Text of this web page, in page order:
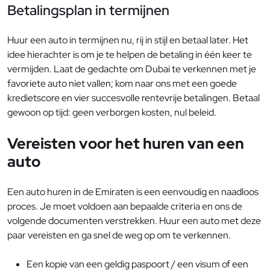
Betalingsplan in termijnen
Huur een auto in termijnen nu, rij in stijl en betaal later. Het
idee hierachter is om je te helpen de betaling in één keer te
vermijden. Laat de gedachte om Dubai te verkennen met je
favoriete auto niet vallen; kom naar ons met een goede
kredietscore en vier succesvolle rentevrije betalingen. Betaal
gewoon op tijd: geen verborgen kosten, nul beleid.
Vereisten voor het huren van een
auto
Een auto huren in de Emiraten is een eenvoudig en naadloos
proces. Je moet voldoen aan bepaalde criteria en ons de
volgende documenten verstrekken. Huur een auto met deze
paar vereisten en ga snel de weg op om te verkennen.
Een kopie van een geldig paspoort / een visum of een